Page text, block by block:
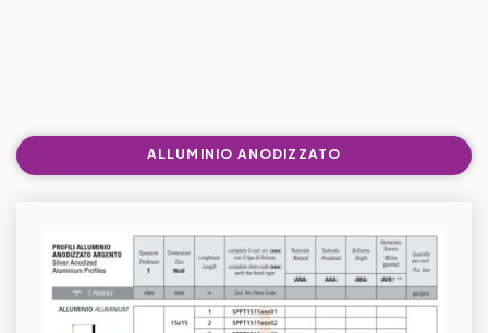
ALLUMINIO ANODIZZATO